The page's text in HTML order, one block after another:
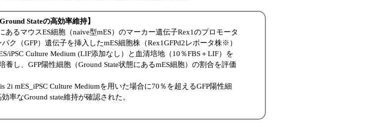
Stateの高効率維持】
あるマウスES細胞（naive型mES）のマーカー遺伝子Rex1のプロモータ
ク（GFP）遺伝子を挿入したmES細胞株（Rex1GFPd2レポータ株※）
iPSC Culture Medium (LIF添加なし）と血清培地（10％FBS＋LIF）を
養し、GFP陽性細胞（Ground State状態にあるmES細胞）の割合を評価
2i mES_iPSC Culture Mediumを用いた場合に70％を超えるGFP陽性細
率なGround state維持が確認された。